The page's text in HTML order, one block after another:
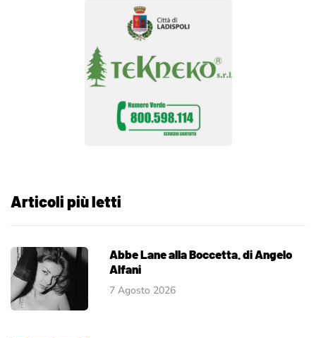
Articoli più letti
Abbe Lane alla Boccetta. di Angelo
Alfani
7 Agosto 2026